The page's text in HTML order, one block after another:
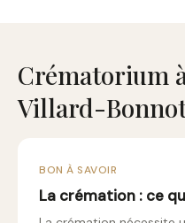
Crématorium
Villard-
BON À SAVOIR
La crémation : ce